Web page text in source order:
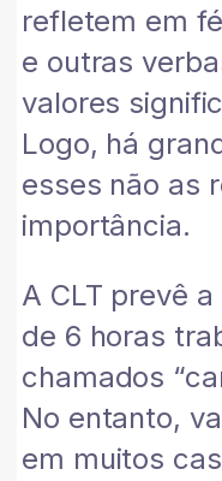
refletem em
e outras
valores
Logo, há
esses não as
importância.
A CLT prevê a
de 6 horas
chamados
No entanto,
em muitos